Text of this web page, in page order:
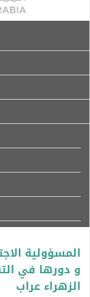
المسؤولية
و دورها في
الزهراء عراب